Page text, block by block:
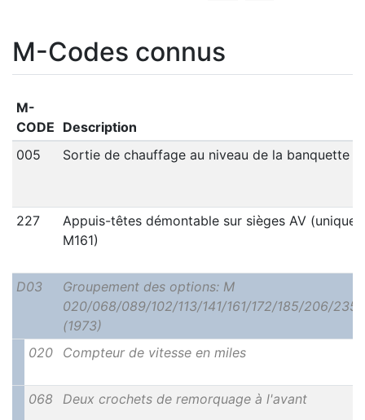
M-Codes connus
M-
CODE Description
005
Sortie de chauffage au niveau de la banquette
227
Appuis-têtes démontable sur sièges AV
M161)
D03
Groupement des options: M
020/068/089/102/113/141/161/172/185/206/
(1973)
020
Compteur de vitesse en miles
068 Deux crochets de remorquage à l'avant